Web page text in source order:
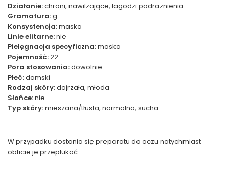
Działanie:chroni, nawilżające, łagodzi podrażnienia
Gramatura:g
Konsystencja:maska
Linie elitarne:nie
Pielęgnacja specyficzna:maska
Pojemność:22
Pora stosowania:dowolnie
Płeć:damski
Rodzaj skóry:dojrzała, młoda
Słońce:nie
Typ skóry:mieszana/tłusta, normalna, sucha
W przypadku dostania się preparatu do oczu natychmiast
obficie je przepłukać.